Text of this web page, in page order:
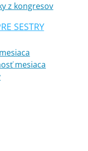
z kongresov
SESTRY
mesiaca